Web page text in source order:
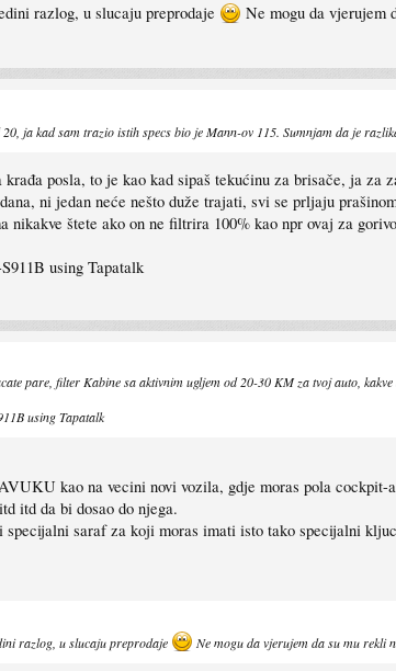
razlog, u slucaju preprodaje Ne mogu da vjerujem
ja kad sam trazio istih specs bio je Mann-ov 115. Sumnjam da je
posla, to je kao kad sipaš tekućinu za brisače, ja
ni jedan neće nešto duže trajati, svi se prljaju
nikakve štete ako on ne filtrira 100% kao npr ovaj za
using Tapatalk
pare, filter Kabine sa aktivnim ugljem od 20-30 KM za tvoj auto,
using Tapatalk
kao na vecini novi vozila, gdje moras pola
itd da bi dosao do njega.
specijalni saraf za koji moras imati isto tako specijalni
razlog, u slucaju preprodaje Ne mogu da vjerujem da su mu rekli